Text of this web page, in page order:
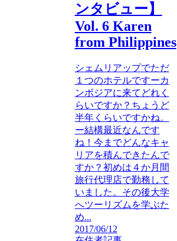
ンタビュー】
Vol. 6 Karen
from Philippines
シェムリアップでただ
１つのホテルですーカ
ンボジアに来てどれく
らいですか？ちょうど
半年くらいですかね。
ー結構最近なんです
ね！今までどんなキャ
リアを積んできたんで
すか？初めは４か月間
旅行代理店で勤務して
いました。その後大学
へツーリズムを学ぶた
め...
2017/06/12